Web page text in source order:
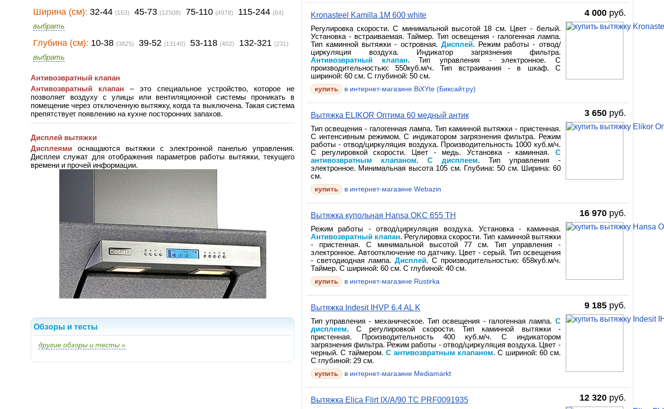
Ширина (см): 32-44 (163) 45-73 (12508) 75-110 (4978) 115-244 (64)
выбрать
Глубина (см): 10-38 (3825) 39-52 (13140) 53-118 (402) 132-321 (231)
выбрать
Антивозвратный клапан
Антивозвратный клапан – это специальное устройство, которое не
позволяет воздуху с улицы или вентиляционной системы проникать в
помещение через отключенную вытяжку, когда та выключена. Такая система
препятствует появлению на кухне посторонних запахов.
Дисплей вытяжки
Дисплеями оснащаются вытяжки с электронной панелью управления.
Дисплеи служат для отображения параметров работы вытяжки, текущего
времени и прочей информации.
Обзоры и тесты
другие обзоры и тесты »
4 000руб.
Kronasteel Kamilla 1M 600 white
Регулировка скорости. С минимальной высотой 18 см. Цвет - белый.
Установка - встраиваемая. Таймер. Тип освещения - галогенная лампа.
Тип каминной вытяжки - островная. Дисплей. Режим работы - отвод/
циркуляция воздуха. Индикатор загрязнения фильтра.
Антивозвратный клапан. Тип управления - электронное. С
производительностью: 550куб.м/ч. Тип встраивания - в шкаф. С
шириной: 60 см. С глубиной: 50 см.
в интернет-магазине BiXYte (Биксайт.ру)
3 650руб.
Вытяжка ELIKOR Оптима 60 медный антик
Тип освещения - галогенная лампа. Тип каминной вытяжки - пристенная.
С интенсивным режимом. С индикатором загрязнения фильтра. Режим
работы - отвод/циркуляция воздуха. Производительность 1000 куб.м/ч.
С регулировкой скорости. Цвет - медь. Установка - каминная. С
антивозвратным клапаном. С дисплеем. Тип управления -
электронное. Минимальная высота 105 см. Глубина: 50 см. Ширина: 60
см.
в интернет-магазине Webazin
16 970руб.
Вытяжка купольная Hansa OKC 655 TH
Режим работы - отвод/циркуляция воздуха. Установка - каминная.
Антивозвратный клапан. Регулировка скорости. Тип каминной вытяжки
- пристенная. С минимальной высотой 77 см. Тип управления -
электронное. Автоотключение по датчику. Цвет - серый. Тип освещения
- светодиодная лампа. Дисплей. С производительностью: 658куб.м/ч.
Таймер. С шириной: 60 см. С глубиной: 40 см.
в интернет-магазине Rustirka
9 185руб.
Вытяжка Indesit IHVP 6.4 AL K
Тип управления - механическое. Тип освещения - галогенная лампа. С
дисплеем. С регулировкой скорости. Тип каминной вытяжки -
пристенная. Производительность 400 куб.м/ч. С индикатором
загрязнения фильтра. Режим работы - отвод/циркуляция воздуха. Цвет -
черный. С таймером. С антивозвратным клапаном. С шириной: 60 см.
С глубиной: 29 см.
в интернет-магазине Mediamarkt
12 320руб.
Вытяжка Elica Flirt IX/A/90 TC PRF0091935